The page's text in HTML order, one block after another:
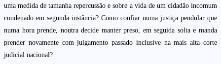
uma medida de tamanha repercussão e sobre a vida de um cidadão incomum
condenado em segunda instância? Como confiar numa justiça pendular que
numa hora prende, noutra decide manter preso, em seguida solta e manda
prender novamente com julgamento passado inclusive na mais alta corte
judicial nacional?